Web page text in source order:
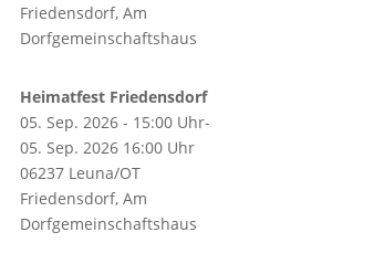
Friedensdorf, Am
Dorfgemeinschaftshaus
Heimatfest Friedensdorf
05. Sep. 2026 - 15:00 Uhr-
05. Sep. 2026 16:00 Uhr
06237 Leuna/OT
Friedensdorf, Am
Dorfgemeinschaftshaus